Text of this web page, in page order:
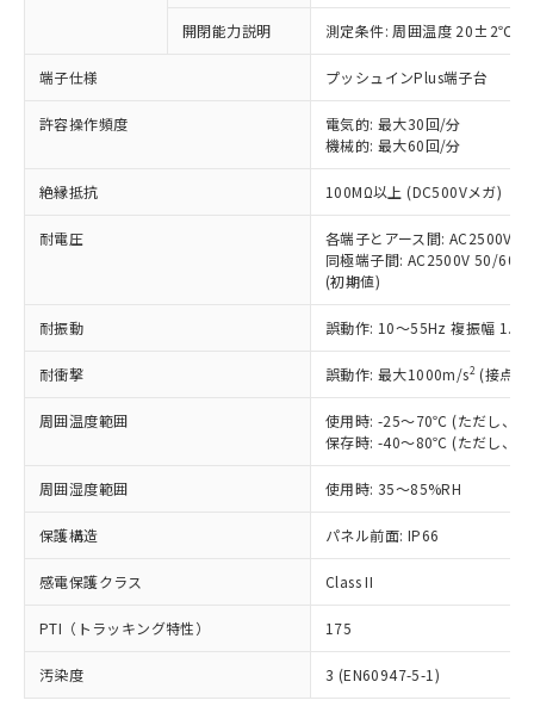
開閉能力説明 測定条件: 周囲温度 20±2℃、
端子仕様 プッシュインPlus端子台
許容操作頻度
電気的: 最大30回/分
機械的: 最大60回/分
絶縁抵抗 100MΩ以上 (DC500Vメガ)
耐電圧
各端子とアース間: AC2500V
同極端子間: AC2500V 50/
(初期値)
耐振動 誤動作: 10～55Hz 複振幅
耐衝撃 誤動作: 最大1000m/s2 (接点
周囲温度範囲
使用時: -25～70℃ (ただし、氷
保存時: -40～80℃ (ただし、氷
周囲湿度範囲 使用時: 35～85%RH
保護構造 パネル前面: IP66
感電保護クラス Class II
PTI（トラッキング特性） 175
汚染度 3 (EN60947-5-1)
以下の条件をお読みいただき、同意のうえ
ご利用ください。
本サービスは、当社制御機器事業取扱
商品の当社在庫状況および標準価格
当社制御機器事業取扱商品の中には、
本サービスの対象外となる商品もある
ことをご了承ください。
在庫状況および標準価格照会結果は、
記載している更新日時点での社内デー
タに基づき作成されるものであり、閲
覧された時点での実際の在庫および標
準価格とは異なる場合があることをご
正式な納期状況および標準価格はお客
様のお取引先、またはお客様担当のオ
ムロン制御機器販売店・当社販売員に
オムロン制御機器販売店や当社販売拠
販売ネットワーク
」をご確認
ください。
在庫状況および標準価格結果を当社の
事前の承諾なく第三者に漏洩または開
マイパーツ機能（部品リスト作成サー
対応予定なし：EU RoHS指令（10物質）の
非含有に非対応の商品で、対応品を出す予
定はありません。
調査・確認中：EU RoHS指令（10物質）の
非含有の対応状況を調査中または確認中の
非該当品：ライセンス料など無形物で、有
害物質有無と関係のない商品です。
いたものが、含有品と判明した場合などや
むを得ず変更することがあります。
六価クロム(Cr(Ⅵ)) 1000ppm以下、ポリ臭化ビフェニル
類(PBB) 1000ppm以下、ポリ臭化ジフェニルエーテル類
(PBDE) 1000ppm以下、フタル酸ビス(2-エチルヘキシ
ル) (DEHP)(別名：DOP) 1000ppm以下、フタル酸ブチ
ルベンジル（BBP） 1000ppm以下、フタル酸ジブチル
（DBP） 1000ppm以下、フタル酸ジイソブチル
(DIBP) 1000ppm以下
フタル酸エステル類の４物質については閾値を超える意
図的な使用がないことを確認しています。
※2 対応予定月
部品在庫の切り替え状況などにより、予定
月が前後することがあります。
※1 中国RoHS○×表
「○」：最大均質材料含有率が中国RoHSの
基準値以下であることを示します。
「×」：最大均質材料含有率が中国RoHSの
基準値を超えていることを示します。
「－」：未確認です。当社販売部門へお問
*中国RoHS10物質の基準値 (GB/T26572)：
Pb(鉛) :1000ppm、 Hg(水銀) : 1000ppm、 Cd(カドミウ
Cr(Ⅵ)(六価クロム) : 1000ppm、 PBBs(ポリ臭化ビフェ
ニル類) : 1000ppm、 PBDEs(ポリ臭化ジフェニルエーテ
DBP(フタル酸ジブチル) : 1000ppm、 DIBP(フタル酸ジ
イソブチル) : 1000ppm、 BBP(フタル酸ブチルベンジ
ル) : 1000ppm、
DEHP(フタル酸ビス(2-エチルヘキシル)) : 1000ppm
※2 環境保護使用期限
「ｅ」：有害物質（10物質）のすべてが基
準値以下であることを示します。
「10」：通常の使用状況下において有害物
質が外部に漏えいし、環境に深刻な影響を
当社は、これら貴社製品のうち、外国
為替および外国貿易法に定める商品
（以下｢規制貨物等」という）を輸出
または国外への提供する場合は、日本
国政府の輸出許可(または役務取引許
可)を取得するなどの必要な手続きを
当社は規制貨物を破棄する場合は、完
全に破砕するなど、違法に輸出されな
いよう必要な手段を講じます。
ル、化学兵器、生物兵器またはその他
武器並びにこれらの製造装置等に一切
使用いたしません。
当社は、貴社製品を第三者に販売する
場合は、上記1、2および3の内容を当
該第三者に通知します。また当社は、
販売先および販売に係わる関係者が違
法に輸出するおそれがある場合は、取
○ 一定数以上の在庫あり
一定数には満たないが在庫あり
在庫なし(最新の在庫状況につ
いては、お客様のお取引先、ま
たはお客様担当のオムロン制御
機器販売店・当社販売員にご確
認ください)
受注生産機種、また在庫状況の